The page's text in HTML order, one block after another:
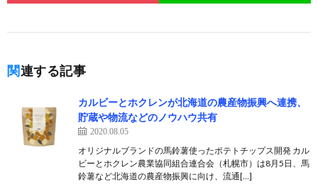
関連する記事
カルビーとホクレンが北海道の農産物振興へ連携、
貯蔵や物流などのノウハウ共有
2020.08.05
オリジナルブランドの馬鈴薯使ったポテトチップス開発 カル
ビーとホクレン農業協同組合連合会（札幌市）は8月5日、馬
鈴薯など北海道の農産物振興に向け、流通[…]